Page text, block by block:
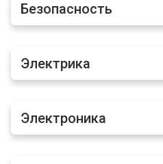
Безопасность
Электрика
Электроника